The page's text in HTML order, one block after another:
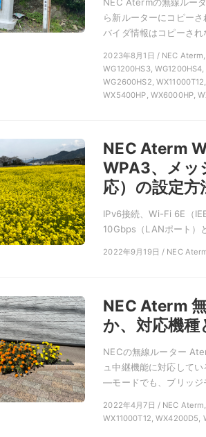
ら新ルーターにコピー
バイダ情報はコピーさ
2023年8月1日 / NEC
WG1200HS3,
WG2600HS2,
WX5400HP, WX6000HP,
NEC Aterm
WPA3、メッ
応）の設定方
IPv6接続、Wi-Fi 6E（
10Gbps（LANポート）
2022年9月19日 / NEC
NEC Aterm
か、対応機種
NECの無線ルーター
ュ中継機能に対応して
―モードでも、ブリッ
2022年4月7日 / NEC
WX11000T12, WX4200D5,